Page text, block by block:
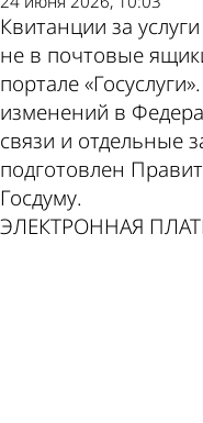
Квитанции за
не в почтовые
портале
изменений в
связи и отдельные
подготовлен
Госдуму.
ЭЛЕКТРОННАЯ